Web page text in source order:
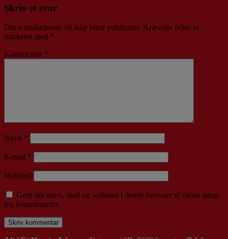
Skriv et svar
Din e-mailadresse vil ikke blive publiceret. Krævede felter er
markeret med *
Kommentar *
Navn *
E-mail *
Websted
Gem mit navn, mail og websted i denne browser til næste gang
jeg kommenterer.